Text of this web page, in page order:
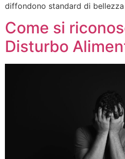
diffondono standard di
Come si
Disturbo